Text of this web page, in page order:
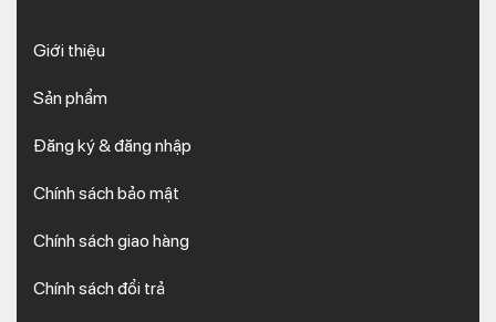
Giới thiệu
Sản phẩm
Đăng ký & đăng nhập
Chính sách bảo mật
Chính sách giao hàng
Chính sách đổi trả